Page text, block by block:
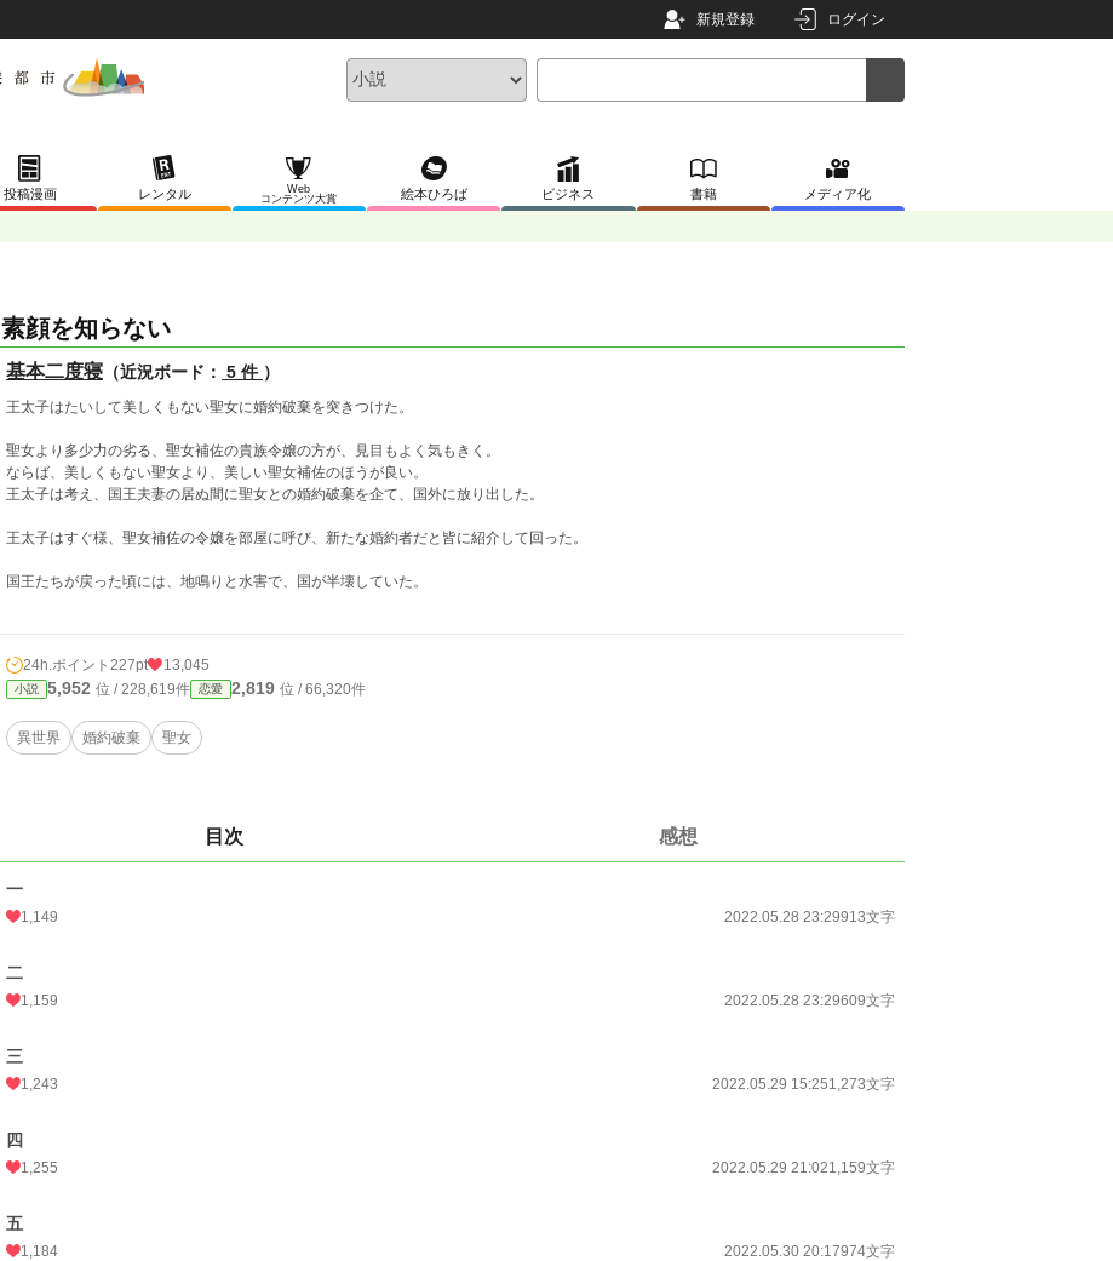
新規登録 ログイン
投稿漫画 レンタル
Web
コンテンツ大賞
絵本ひろば ビジネス 書籍 メディア化
素顔を知らない
基本二度寝 （近況ボード： 5 件 ）
王太子はたいして美しくもない聖女に婚約破棄を突きつけた。
聖女より多少力の劣る、聖女補佐の貴族令嬢の方が、見目もよく気もきく。
ならば、美しくもない聖女より、美しい聖女補佐のほうが良い。
王太子は考え、国王夫妻の居ぬ間に聖女との婚約破棄を企て、国外に放り出した。
王太子はすぐ様、聖女補佐の令嬢を部屋に呼び、新たな婚約者だと皆に紹介して回った。
国王たちが戻った頃には、地鳴りと水害で、国が半壊していた。
24h.ポイント 227pt 13,045
小説 5,952 位 / 228,619件 恋愛 2,819 位 / 66,320件
異世界 婚約破棄 聖女
目次 感想
一
1,149 2022.05.28 23:29913文字
二
1,159 2022.05.28 23:29609文字
三
1,243 2022.05.29 15:251,273文字
四
1,255 2022.05.29 21:021,159文字
五
1,184 2022.05.30 20:17974文字